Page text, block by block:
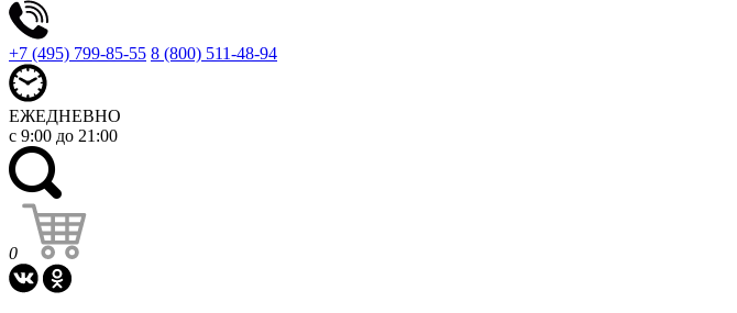
+7 (495) 799-85-55 8 (800) 511-48-94
ЕЖЕДНЕВНО
с 9:00 до 21:00
0